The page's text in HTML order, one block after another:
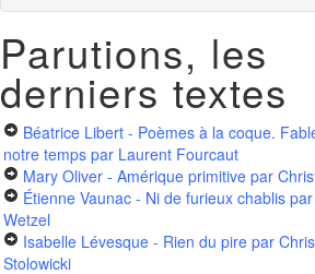
Parutions, les
derniers textes
Béatrice Libert - Poèmes à la coque.
notre tempspar Laurent Fourcaut
Mary Oliver - Amérique primitivepar
Étienne Vaunac - Ni de furieux chablispar
Wetzel
Isabelle Lévesque - Rien du pirepar
Stolowicki